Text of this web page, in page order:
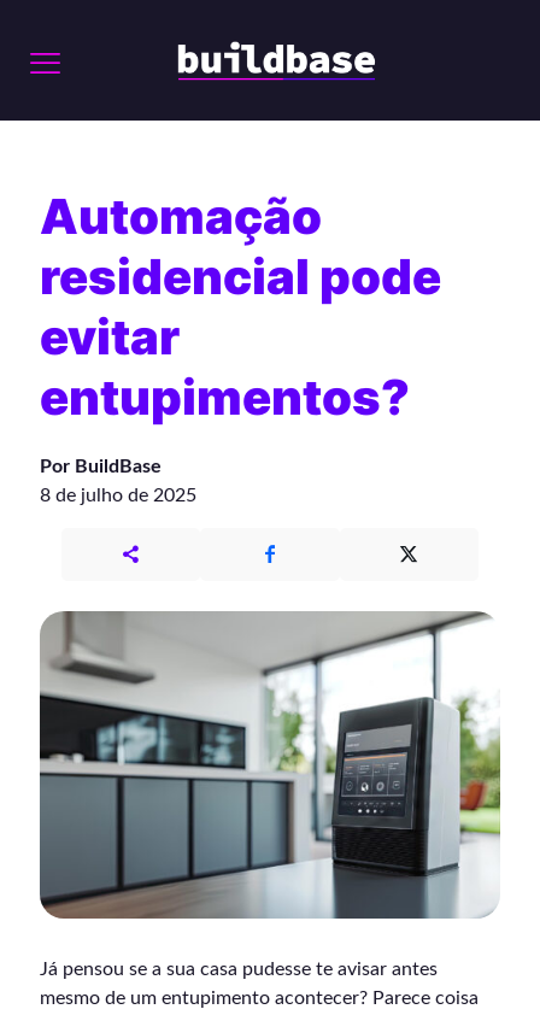
Automação
residencial pode
evitar
entupimentos?
Por BuildBase
8 de julho de 2025
Já pensou se a sua casa pudesse te avisar antes
mesmo de um entupimento acontecer? Parece coisa